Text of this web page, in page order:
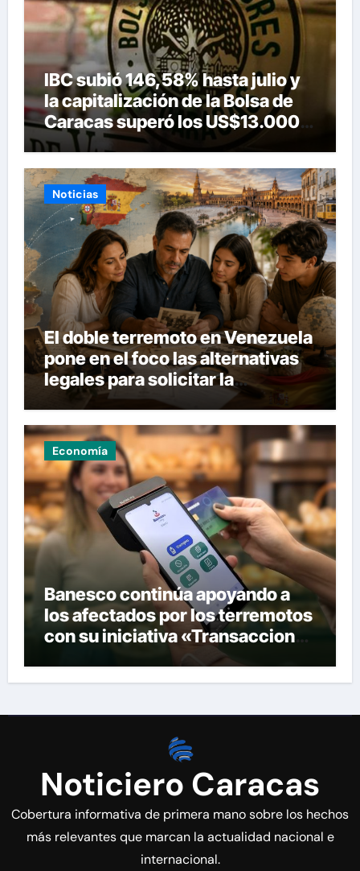
IBC subió 146,58% hasta julio y
la capitalización de la Bolsa de
Caracas superó los US$13.000
millones
Noticias
El doble terremoto en Venezuela
pone en el foco las alternativas
legales para solicitar la
nacionalidad por parte de
personas con vínculos
familiares en España y Portugal
Economía
Banesco continúa apoyando a
los afectados por los terremotos
con su iniciativa «Transacciones
Noticiero Caracas
Cobertura informativa de primera mano sobre los hechos
más relevantes que marcan la actualidad nacional e
internacional.